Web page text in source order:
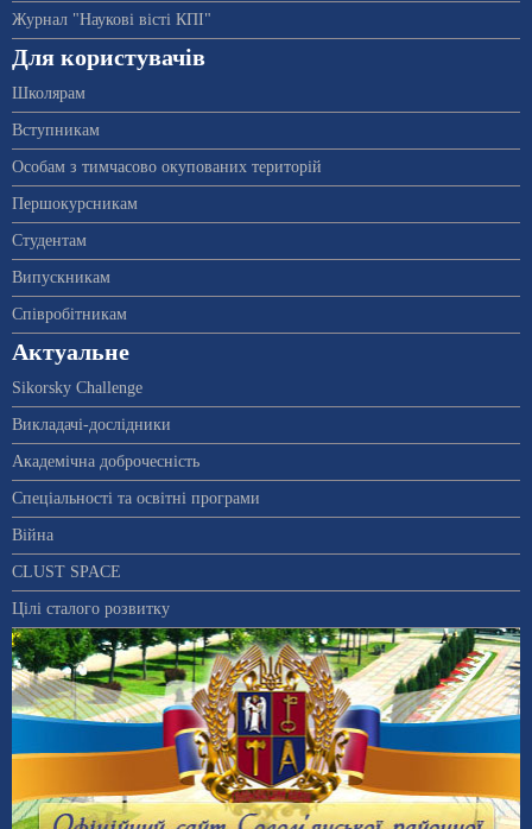
Журнал "Наукові вісті КПІ"
Для користувачів
Школярам
Вступникам
Особам з тимчасово окупованих територій
Першокурсникам
Студентам
Випускникам
Співробітникам
Актуальне
Sikorsky Challenge
Викладачі-дослідники
Академічна доброчесність
Спеціальності та освітні програми
Війна
CLUST SPACE
Цілі сталого розвитку